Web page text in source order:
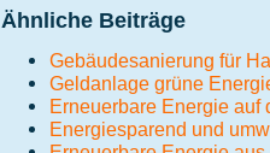
Ähnliche Beiträge
Gebäudesanierung für
Geldanlage grüne
Erneuerbare Energie auf
Energiesparend und